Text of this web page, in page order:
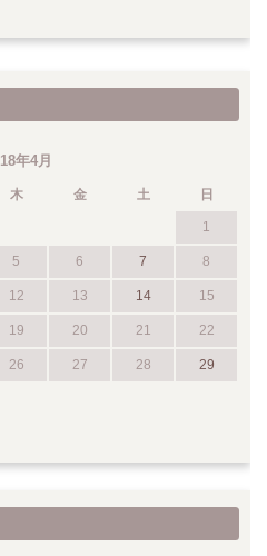
年4月
木 金 土 日
1
5 6 7 8
12 13 14 15
19 20 21 22
26 27 28 29